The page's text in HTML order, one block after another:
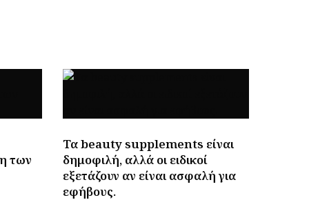
των
Τα beauty supplements είναι
δημοφιλή, αλλά οι ειδικοί
εξετάζουν αν είναι ασφαλή για
εφήβους.